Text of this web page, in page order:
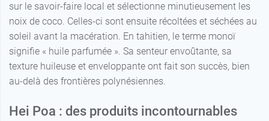
sur le savoir-faire local et sélectionne minutieusement les
noix de coco. Celles-ci sont ensuite récoltées et séchées au
soleil avant la macération. En tahitien, le terme monoï
signifie « huile parfumée ». Sa senteur envoûtante, sa
texture huileuse et enveloppante ont fait son succès, bien
au-delà des frontières polynésiennes.
Hei Poa : des produits incontournables